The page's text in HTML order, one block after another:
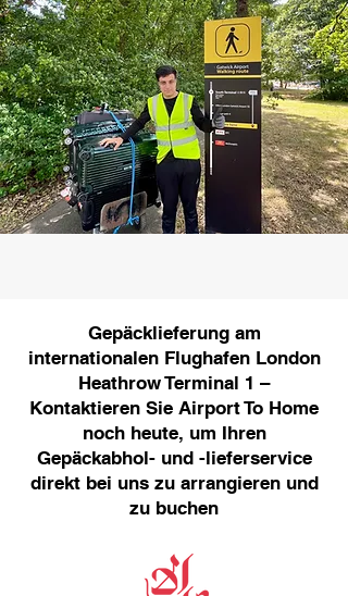
Gepäcklieferung am
internationalen Flughafen London
Heathrow Terminal 1 –
Kontaktieren Sie Airport To Home
noch heute, um Ihren
Gepäckabhol- und -lieferservice
direkt bei uns zu arrangieren und
zu buchen